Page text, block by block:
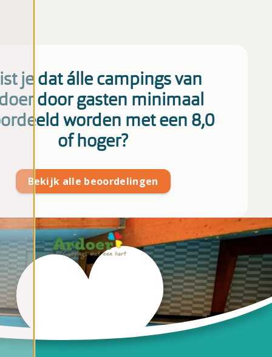
je dat álle campings van
door gasten minimaal
worden met een 8,0
of hoger?
Bekijk alle beoordelingen